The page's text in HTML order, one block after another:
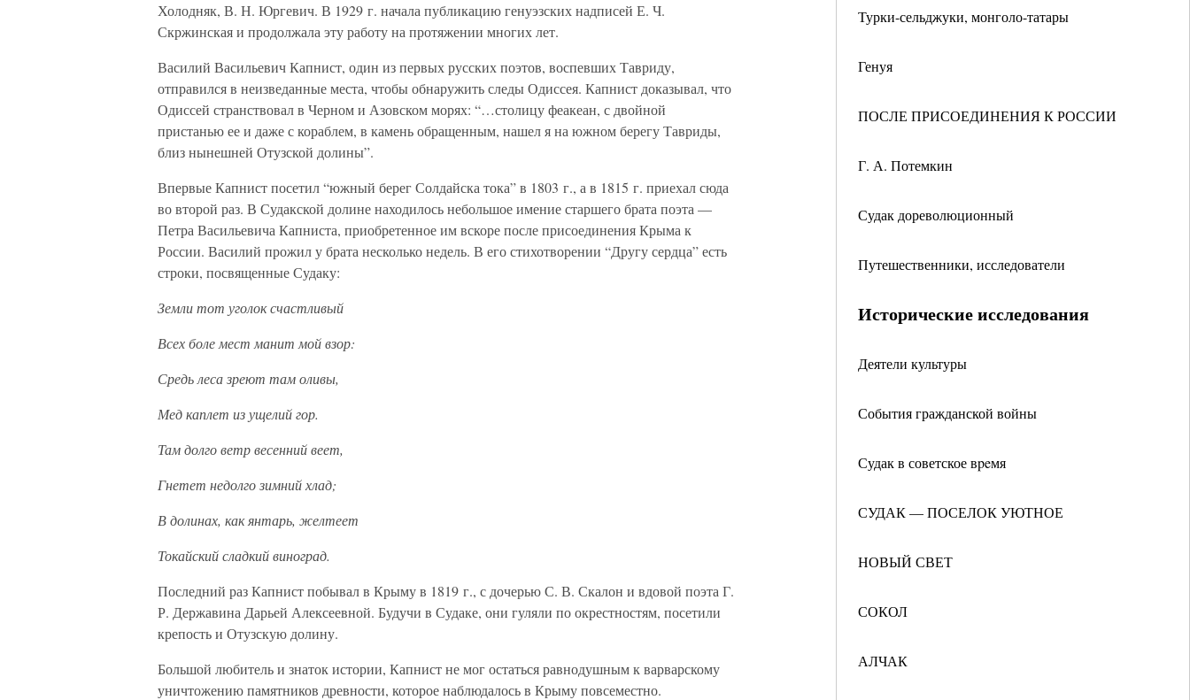
Турки-сельджуки, монголо-татары
Генуя
ПОСЛЕ ПРИСОЕДИНЕНИЯ К РОССИИ
Г. А. Потемкин
Судак дореволюционный
Путешественники, исследователи
Исторические исследования
Деятели культуры
События гражданской войны
Судак в советское вpeмя
СУДАК — ПОСЕЛОК УЮТНОЕ
НОВЫЙ СВЕТ
СОКОЛ
АЛЧАК
Холодняк, В. Н. Юргевич. В 1929 г. начала публикацию генуэзских надписей Е. Ч.
Скржинская и продолжала эту работу на протяжении многих лет.
Василий Васильевич Капнист, один из первых русских поэтов, воспевших Тавриду,
отправился в неизведанные места, чтобы обнаружить следы Одиссея. Капнист доказывал, что
Одиссей странствовал в Черном и Азовском морях: “…столицу феакеан, с двойной
пристанью ее и даже с кораблем, в камень обращенным, нашел я на южном берегу Тавриды,
близ нынешней Отузской долины”.
Впервые Капнист посетил “южный берег Солдайска тока” в 1803 г., а в 1815 г. приехал сюда
во второй раз. В Судакской долине находилось небольшое имение старшего брата поэта —
Петра Васильевича Капниста, приобретенное им вскоре после присоединения Крыма к
России. Василий прожил у брата несколько недель. В его стихотворении “Другу сердца” есть
строки, посвященные Судаку:
Земли тот уголок счастливый
Всех боле мест манит мой взор:
Средь леса зреют там оливы,
Мед каплет из ущелий гор.
Там долго ветр весенний веет,
Гнетет недолго зимний хлад;
В долинах, как янтарь, желтеет
Токайский сладкий виноград.
Последний раз Капнист побывал в Крыму в 1819 г., с дочерью С. В. Скалон и вдовой поэта Г.
Р. Державина Дарьей Алексеевной. Будучи в Судаке, они гуляли по окрестностям, посетили
крепость и Отузскую долину.
Большой любитель и знаток истории, Капнист не мог остаться равнодушным к варварскому
уничтожению памятников древности, которое наблюдалось в Крыму повсеместно.